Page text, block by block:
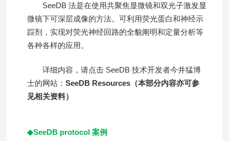
SeeDB 法是在使用共聚焦显微镜和双光子激发显
微镜下可深层成像的方法。可利用荧光蛋白和神经示
踪剂，实现对荧光神经回路的全貌阐明和定量分析等
各种各样的应用。
详细内容，请点击 SeeDB 技术开发者今井猛博
士的网站：SeeDB Resources （本部分内容亦可参
见相关资料）
◆SeeDB protocol 案例